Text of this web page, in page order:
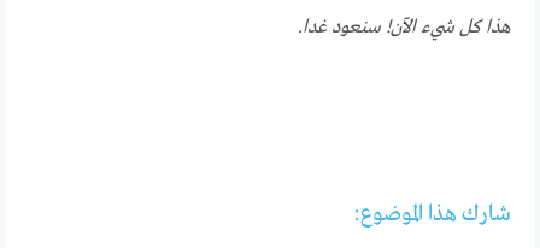
هذا كل شيء الآن! سنعود غدا.
شارك هذا الموضوع: